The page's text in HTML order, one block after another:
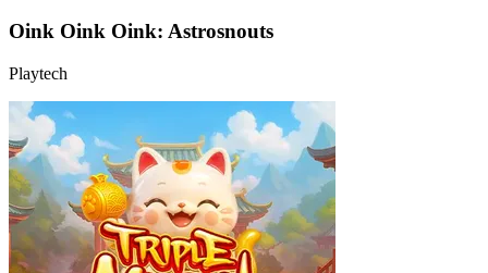
Oink Oink Oink: Astrosnouts
Playtech